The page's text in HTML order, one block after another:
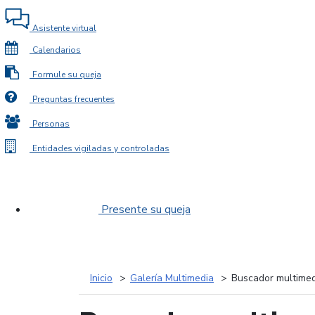
Asistente virtual
Calendarios
Formule su queja
Preguntas frecuentes
Personas
Entidades vigiladas y controladas
Presente su queja
Inicio Galería Multimedia Buscador